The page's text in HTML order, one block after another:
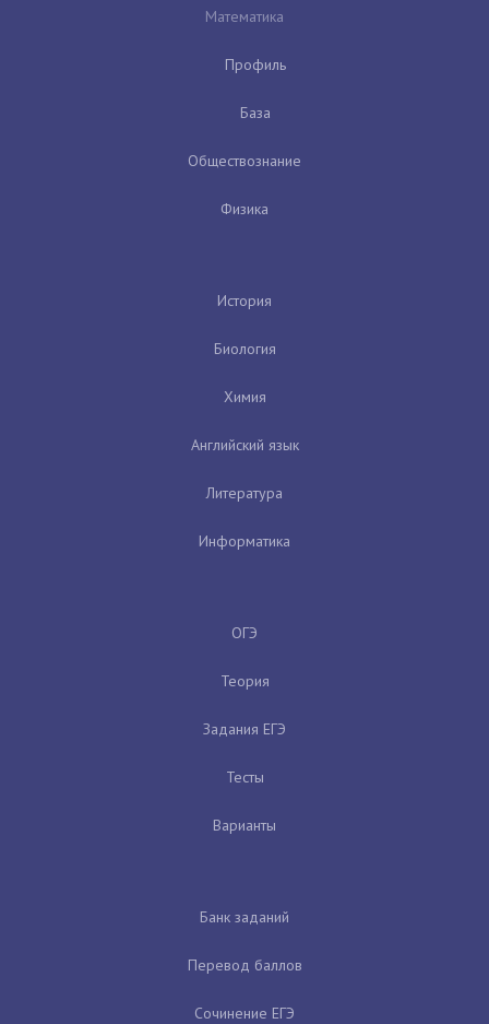
Математика
Профиль
База
Обществознание
Физика
История
Биология
Химия
Английский язык
Литература
Информатика
ОГЭ
Теория
Задания ЕГЭ
Тесты
Варианты
Банк заданий
Перевод баллов
Сочинение ЕГЭ